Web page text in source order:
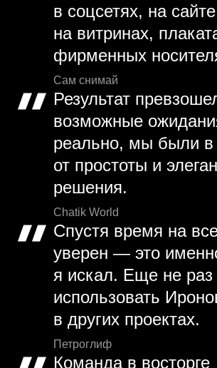
в соцсетях, на
на витринах,
фирменных
Сам снимай
Результат
возможные
реально, мы были
от простоты и
решения.
Chatik World
Спустя время на
уверен — это
я искал. Еще не раз
использовать
в других проектах.
Петроглиф
Команда в восторге